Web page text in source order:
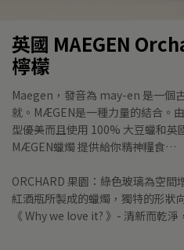
英國 MAEGEN
檸檬
Maegen，發音為 may-en 是一個
就。MÆGEN是一種力量的結合。
型優美而且使用 100% 大豆蠟和英
MÆGEN蠟燭 提供給你精神糧食…
ORCHARD 果園：綠色玻璃為空
紅酒瓶所製成的蠟燭，獨特的形狀
《 Why we love it? 》- 清新而乾淨